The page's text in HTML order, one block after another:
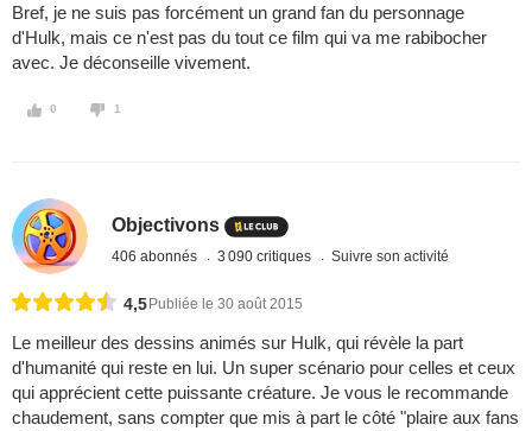
Bref, je ne suis pas forcément un grand fan du personnage
d'Hulk, mais ce n'est pas du tout ce film qui va me rabibocher
avec. Je déconseille vivement.
0 1
Objectivons
406 abonnés 3 090 critiques Suivre son activité
4,5 Publiée le 30 août 2015
Le meilleur des dessins animés sur Hulk, qui révèle la part
d'humanité qui reste en lui. Un super scénario pour celles et ceux
qui apprécient cette puissante créature. Je vous le recommande
chaudement, sans compter que mis à part le côté "plaire aux fans